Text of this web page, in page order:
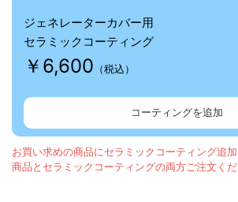
ジェネレーターカバー用
セラミックコーティング
￥6,600 （税込）
コーティングを追加
お買い求めの商品にセラミックコーティング追加
商品とセラミックコーティングの両方ご注文くだ